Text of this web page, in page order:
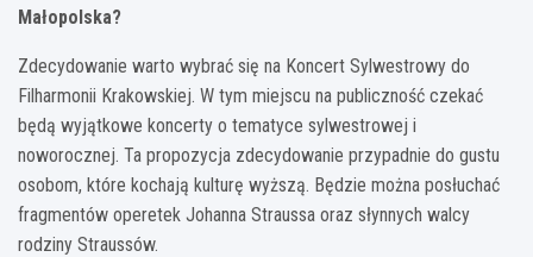
Małopolska?
Zdecydowanie warto wybrać się na Koncert Sylwestrowy do
Filharmonii Krakowskiej. W tym miejscu na publiczność czekać
będą wyjątkowe koncerty o tematyce sylwestrowej i
noworocznej. Ta propozycja zdecydowanie przypadnie do gustu
osobom, które kochają kulturę wyższą. Będzie można posłuchać
fragmentów operetek Johanna Straussa oraz słynnych walcy
rodziny Straussów.